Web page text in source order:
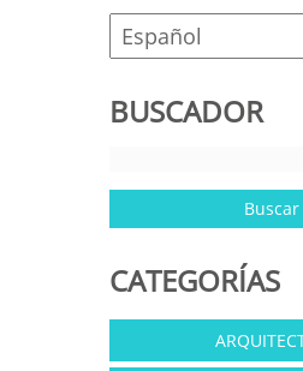
BUSCADOR
CATEGORÍAS